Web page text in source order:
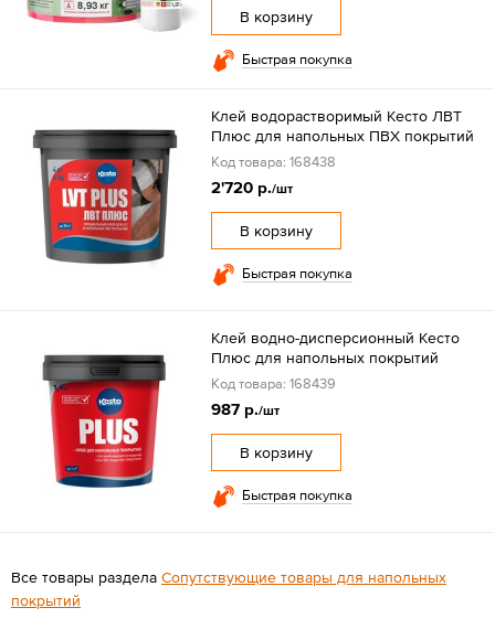
В корзину
Быстрая покупка
Клей водорастворимый Кесто ЛВТ
Плюс для напольных ПВХ покрытий
Код товара: 168438
2'720 р./шт
В корзину
Быстрая покупка
Клей водно-дисперсионный Кесто
Плюс для напольных покрытий
Код товара: 168439
987 р./шт
В корзину
Быстрая покупка
Все товары раздела Сопутствующие товары для напольных
покрытий